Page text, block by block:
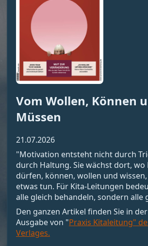
Vom Wollen, Können
Müssen
21.07.2026
"Motivation entsteht nicht durch
durch Haltung. Sie wächst dort, wo
dürfen, können, wollen und
etwas tun. Für Kita-Leitungen
alle gleich behandeln, sondern alle
motivieren, sondern Bedingungen
denen Motivation entstehen kann.
sondern Resonanz geben. Und vor
Menschen so führen, dass sie
Den ganzen Artikel finden Sie in
Ausgabe von "Praxis Kitaleitung"
Verlages.